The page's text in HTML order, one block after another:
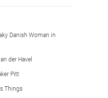
Danish Woman in
der Havel
Pitt
Things